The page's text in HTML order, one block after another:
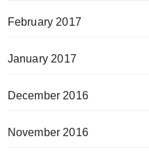
February 2017
January 2017
December 2016
November 2016